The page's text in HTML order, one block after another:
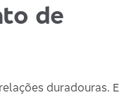
de
duradouras. E